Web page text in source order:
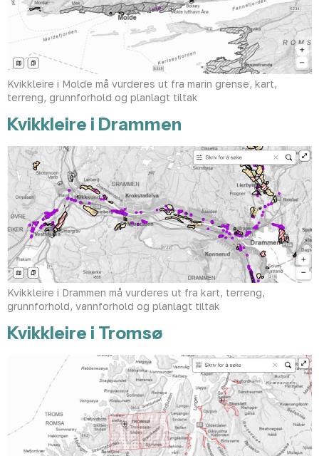
Kvikkleire i Molde må vurderes ut fra marin grense, kart,
terreng, grunnforhold og planlagt tiltak
Kvikkleire i Drammen
Kvikkleire i Drammen må vurderes ut fra kart, terreng,
grunnforhold, vannforhold og planlagt tiltak
Kvikkleire i Tromsø